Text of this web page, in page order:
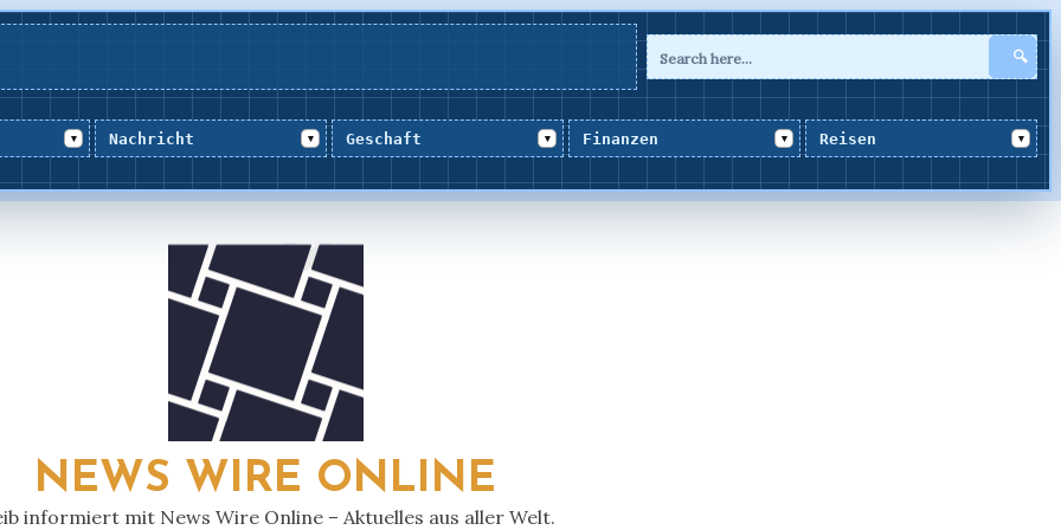
🔍
▾ Nachricht ▾ Geschaft ▾ Finanzen ▾ Reisen ▾
NEWS WIRE ONLINE
informiert mit News Wire Online – Aktuelles aus aller Welt.